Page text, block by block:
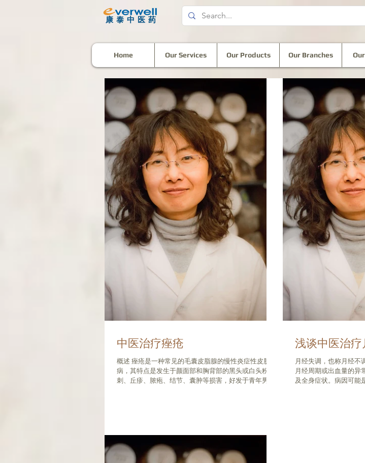
​康泰中医药
Home Our Services Our Products Our Branches
中医治疗痤疮
概述 痤疮是一种常见的毛囊皮脂腺的慢性炎症性皮肤
病，其特点是发生于颜面部和胸背部的黑头或白头粉
刺、丘疹、脓疱、结节、囊肿等损害，好发于青年男
浅谈中医治疗
月经失调，也称月经不
月经周期或出血量的异
及全身症状。病因可能